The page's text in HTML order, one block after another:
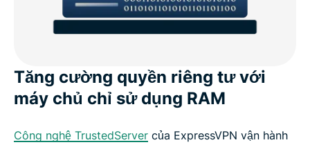
Tăng cường quyền riêng tư với
máy chủ chỉ sử dụng RAM
Công nghệ TrustedServer của ExpressVPN vận hành